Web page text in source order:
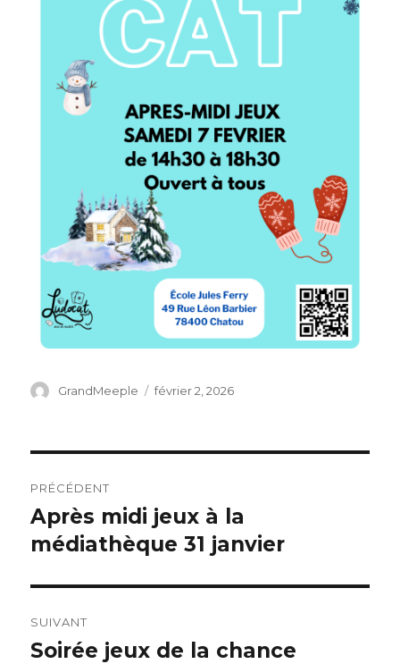
Auteur
GrandMeeple
Publié
février 2, 2026
de
l’article
PRÉCÉDENT
Publication
précédente :
Après midi jeux à la
médiathèque 31 janvier
SUIVANT
Publication
Soirée jeux de la chance